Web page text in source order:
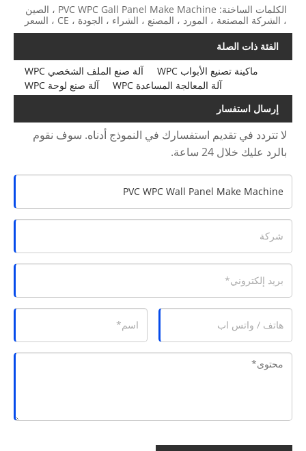
الكلمات الساخنة: PVC WPC Gall Panel Make Machine ، الصين
، الشركة المصنعة ، المورد ، المصنع ، الشراء ، الجودة ، CE ، السعر
الفئة ذات الصلة
آلة صنع الملف الشخصي WPC
ماكينة تصنيع الأبواب WPC
آلة صنع لوحة WPC
آلة المعالجة المساعدة WPC
إرسال استفسار
لا تتردد في تقديم استفسارك في النموذج أدناه. سوف نقوم
بالرد عليك خلال 24 ساعة.